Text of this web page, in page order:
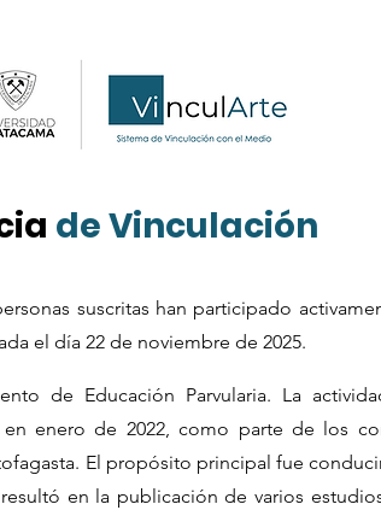
de Vinculación
suscritas han participado
el día 22 de noviembre de 2025.
de Educación Parvularia. La
enero de 2022, como parte de los
El propósito principal fue
en la publicación de varios